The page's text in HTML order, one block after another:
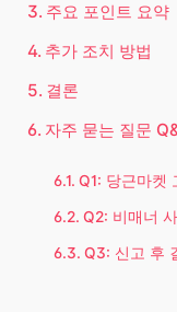
주요 포인트 요약
추가 조치 방법
결론
자주 묻는 질문
Q1: 당근마켓
Q2: 비매너
Q3: 신고 후